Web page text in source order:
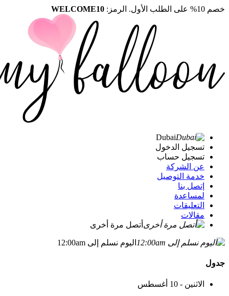
خصم 10% على الطلب الأول. الرمز: WELCOME10
Dubai
تسجيل الدخول
تسجيل حساب
عن الشركة
خدمة التوصيل
إتصل بنا
لمساعدة
التعليقات
مقالات
أتصل مرة أخرى
اليوم نسلم إلى 12:00am
جدول
الاثنين - 10 أغسطس